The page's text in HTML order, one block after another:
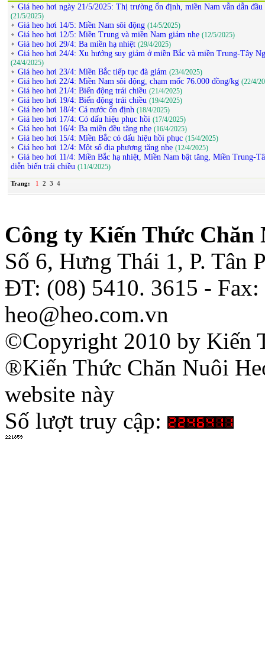
Giá heo hơi ngày 21/5/2025: Thị trường ổn định, miền Nam vẫn dẫn
(21/5/2025)
Giá heo hơi 14/5: Miền Nam sôi động (14/5/2025)
Giá heo hơi 12/5: Miền Trung và miền Nam giảm nhẹ (12/5/2025)
Giá heo hơi 29/4: Ba miền hạ nhiệt (29/4/2025)
Giá heo hơi 24/4: Xu hướng suy giảm ở miền Bắc và miền Trung-Tây
(24/4/2025)
Giá heo hơi 23/4: Miền Bắc tiếp tục đà giảm (23/4/2025)
Giá heo hơi 22/4: Miền Nam sôi động, chạm mốc 76.000 đồng/kg (22/4/
Giá heo hơi 21/4: Biến động trái chiều (21/4/2025)
Giá heo hơi 19/4: Biến động trái chiều (19/4/2025)
Giá heo hơi 18/4: Cả nước ổn định (18/4/2025)
Giá heo hơi 17/4: Có dấu hiệu phục hồi (17/4/2025)
Giá heo hơi 16/4: Ba miền đều tăng nhẹ (16/4/2025)
Giá heo hơi 15/4: Miền Bắc có dấu hiệu hồi phục (15/4/2025)
Giá heo hơi 12/4: Một số địa phương tăng nhẹ (12/4/2025)
Giá heo hơi 11/4: Miền Bắc hạ nhiệt, Miền Nam bật tăng, Miền Trung-
diễn biến trái chiều (11/4/2025)
Trang: 1 2 3 4
Công ty Kiến Thức Chăn
Số 6, Hưng Thái 1, P. Tân
ĐT: (08) 5410. 3615 -
heo@heo.com.vn
©Copyright 2010 by Kiến
®Kiến Thức Chăn Nuôi
website này
Số lượt truy cập: